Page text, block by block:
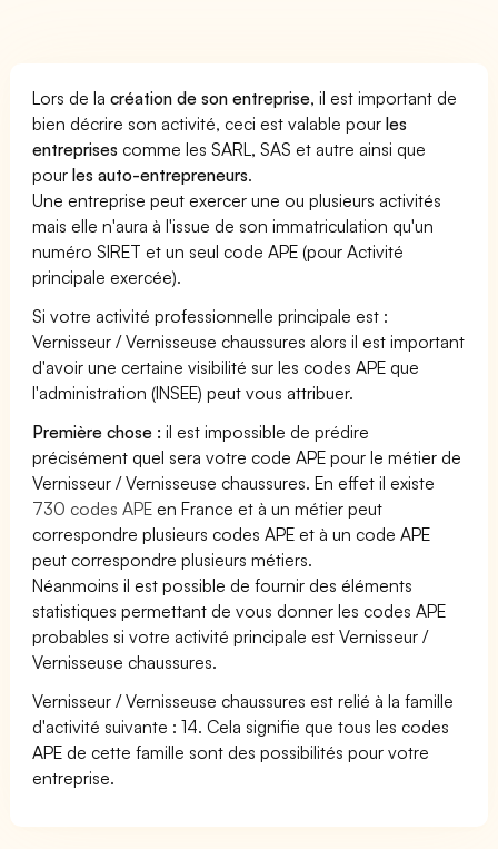
Lors de lacréation de son entreprise, il est important de
bien décrire son activité, ceci est valable pourles
entreprises comme les SARL, SAS et autre ainsi que
pourles auto-entrepreneurs.
Une entreprise peut exercer une ou plusieurs activités
mais elle n'aura à l'issue de son immatriculation qu'un
numéro SIRET et un seul code APE (pour Activité
principale exercée).
Si votre activité professionnelle principale est :
Vernisseur / Vernisseuse chaussures alors il est important
d'avoir une certaine visibilité sur les codes APE que
l'administration (INSEE) peut vous attribuer.
Première chose : il est impossible de prédire
précisément quel sera votre code APE pour le métier de
Vernisseur / Vernisseuse chaussures. En effet il existe
730 codes APE en France et à un métier peut
correspondre plusieurs codes APE et à un code APE
peut correspondre plusieurs métiers.
Néanmoins il est possible de fournir des éléments
statistiques permettant de vous donner les codes APE
probables si votre activité principale est Vernisseur /
Vernisseuse chaussures.
Vernisseur / Vernisseuse chaussures est relié à la famille
d'activité suivante : 14. Cela signifie que tous les codes
APE de cette famille sont des possibilités pour votre
entreprise.